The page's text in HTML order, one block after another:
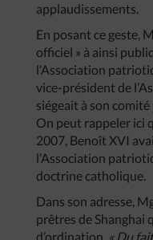
applaudissements.
En posant ce geste,
officiel » à ainsi
l’Association
vice-président de
siégeait à son
On peut rappeler ici
2007, Benoît XVI
l’Association
doctrine catholique.
Dans son adresse,
prêtres de Shanghai
d’ordination. « Du